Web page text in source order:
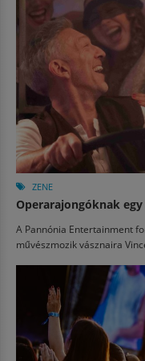
ZENE
Operarajongóknak
A Pannónia Entertainment
művészmozik vásznaira